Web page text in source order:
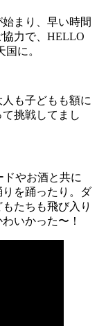
まり、早い時間
力で、HELLO
に。
も子どもも額に
挑戦してまし
やお酒と共に
を踊ったり。ダ
たちも飛び入り
いかった〜！